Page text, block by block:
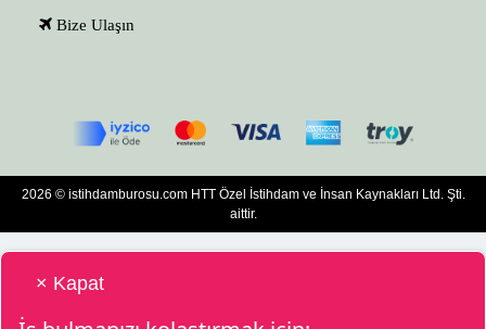
Bize Ulaşın
2026 © istihdamburosu.com HTT Özel İstihdam ve İnsan Kaynakları Ltd. Şti.
aittir.
× Kapat